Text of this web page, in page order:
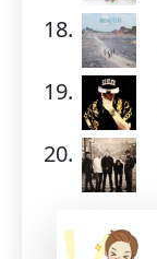
18.
19.
20.